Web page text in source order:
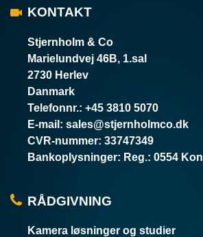
KONTAKT
Stjernholm & Co
Marielundvej 46B, 1.sal
2730 Herlev
Danmark
Telefonnr.: +45 3810 5070
E-mail : sales@stjernholmco.dk
CVR-nummer: 33747349
Bankoplysninger: Reg.: 0554
RÅDGIVNING
Kamera løsninger og studier